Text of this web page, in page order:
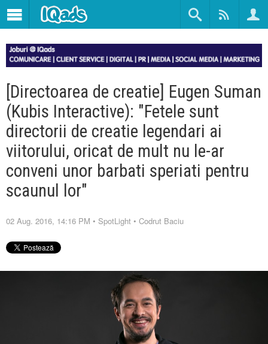
[Directoarea de creatie] Eugen Suman
(Kubis Interactive): "Fetele sunt
directorii de creatie legendari ai
viitorului, oricat de mult nu le-ar
conveni unor barbati speriati pentru
scaunul lor"
02 Aug. 2016, 14:16 PM • SpotLight • Codrut Baciu